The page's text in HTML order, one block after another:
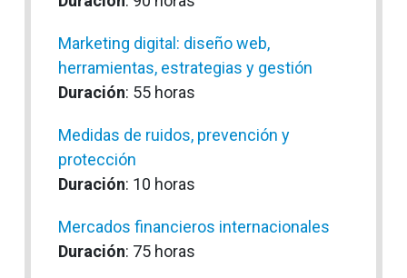
Marketing digital: diseño web,
herramientas, estrategias y gestión
Duración: 55 horas
Medidas de ruidos, prevención y
protección
Duración: 10 horas
Mercados financieros internacionales
Duración: 75 horas